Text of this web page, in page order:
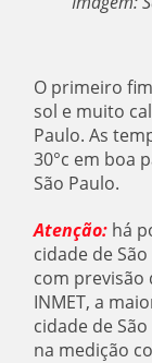
O primeiro
sol e muito
Paulo. As
30°c em boa
São Paulo.
Atenção: há
cidade de
com previsão
INMET, a
cidade de
na medição